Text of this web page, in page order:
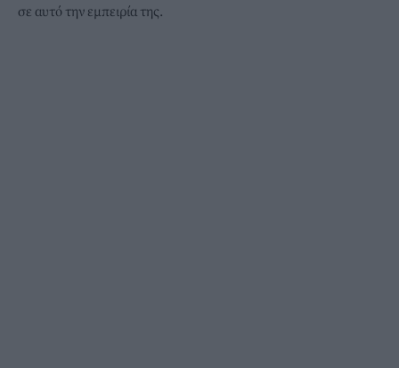
σε αυτό την εμπειρία της.